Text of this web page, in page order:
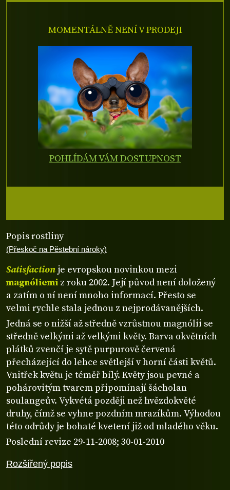
Rozšířený popis
Popis rostliny
(Přeskoč na Pěstební nároky)
Satisfaction je evropskou novinkou mezi
magnóliemi z roku 2002. Její původ není doložený
a zatím o ní není mnoho informací. Přesto se
velmi rychle stala jednou z nejprodávanějších.
Jedná se o nižší až středně vzrůstnou magnólii se
středně velkými až velkými květy. Barva okvětních
plátků zvenčí je sytě purpurově červená
přecházející do lehce světlejší v horní části květů.
Vnitřek květu je téměř bílý. Květy jsou pevné a
pohárovitým tvarem připomínají šácholan
soulangeův. Vykvétá později než hvězdokvěté
druhy, čímž se vyhne pozdním mrazíkům. Výhodou
této odrůdy je bohaté kvetení již od mladého věku.
Poslední revize 29-11-2008; 30-01-2010
MOMENTÁLNĚ NENÍ V PRODEJI
POHLÍDÁM VÁM DOSTUPNOST